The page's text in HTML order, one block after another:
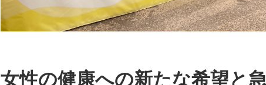
女性の健康への新たな希望と